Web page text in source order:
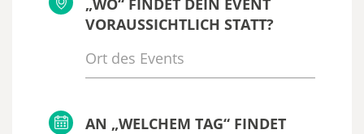
„WO“ FINDET DEIN EVENT
VORAUSSICHTLICH STATT?
AN „WELCHEM TAG“ FINDET